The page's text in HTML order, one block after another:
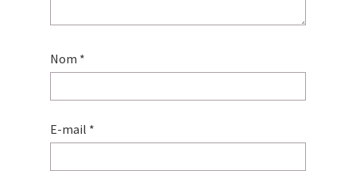
Nom *
E-mail *